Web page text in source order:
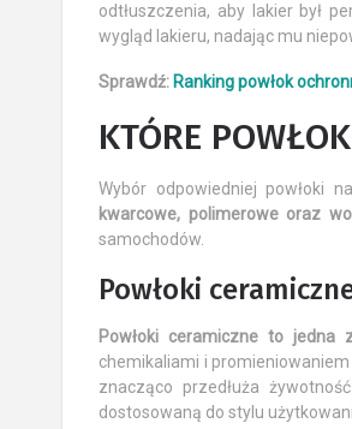
odtłuszczenia, aby lakier był
wygląd lakieru, nadając mu
Sprawdź: Ranking powłok
KTÓRE
Wybór odpowiedniej powłoki
kwarcowe, polimerowe oraz
samochodów.
Powłoki
Powłoki ceramiczne to jedna
chemikaliami i
znacząco przedłuża
dostosowaną do stylu